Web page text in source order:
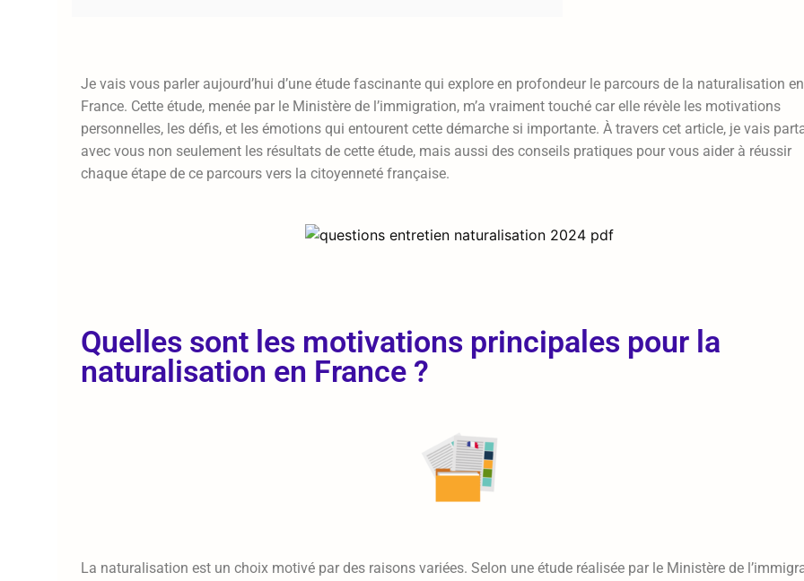
Je vais vous parler aujourd’hui d’une étude fascinante qui explore en profondeur le parcours de la naturalisation en
France. Cette étude, menée par le Ministère de l’immigration, m’a vraiment touché car elle révèle les motivations
personnelles, les défis, et les émotions qui entourent cette démarche si importante. À travers cet article, je vais
avec vous non seulement les résultats de cette étude, mais aussi des conseils pratiques pour vous aider à réussir
chaque étape de ce parcours vers la citoyenneté française.
Quelles sont les motivations principales pour la
naturalisation en France ?
La naturalisation est un choix motivé par des raisons variées. Selon une étude réalisée par le Ministère de